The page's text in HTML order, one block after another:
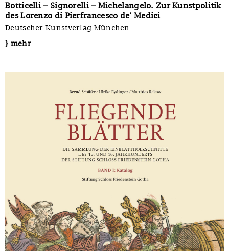
Botticelli – Signorelli – Michelangelo. Zur Kunstpolitik
des Lorenzo di Pierfrancesco de‘ Medici
Deutscher Kunstverlag München
} mehr